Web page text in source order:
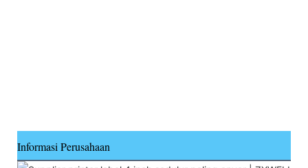
Informasi Perusahaan